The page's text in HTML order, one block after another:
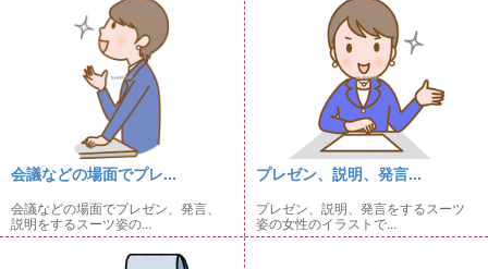
会議などの場面でプレ...
会議などの場面でプレゼン、発言、
説明をするスーツ姿の...
プレゼン、説明、発言...
プレゼン、説明、発言をするスーツ
姿の女性のイラストで...